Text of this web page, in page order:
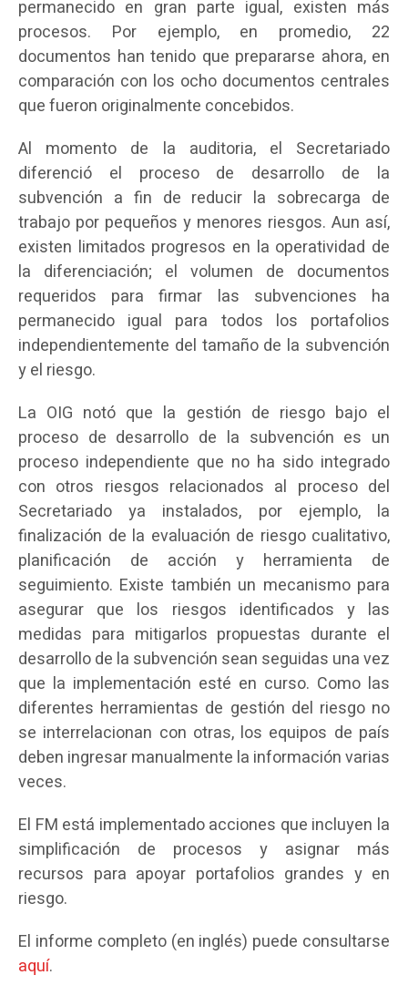
permanecido en gran parte igual, existen más
procesos. Por ejemplo, en promedio, 22
documentos han tenido que prepararse ahora, en
comparación con los ocho documentos centrales
que fueron originalmente concebidos.
Al momento de la auditoria, el Secretariado
diferenció el proceso de desarrollo de la
subvención a fin de reducir la sobrecarga de
trabajo por pequeños y menores riesgos. Aun así,
existen limitados progresos en la operatividad de
la diferenciación; el volumen de documentos
requeridos para firmar las subvenciones ha
permanecido igual para todos los portafolios
independientemente del tamaño de la subvención
y el riesgo.
La OIG notó que la gestión de riesgo bajo el
proceso de desarrollo de la subvención es un
proceso independiente que no ha sido integrado
con otros riesgos relacionados al proceso del
Secretariado ya instalados, por ejemplo, la
finalización de la evaluación de riesgo cualitativo,
planificación de acción y herramienta de
seguimiento. Existe también un mecanismo para
asegurar que los riesgos identificados y las
medidas para mitigarlos propuestas durante el
desarrollo de la subvención sean seguidas una vez
que la implementación esté en curso. Como las
diferentes herramientas de gestión del riesgo no
se interrelacionan con otras, los equipos de país
deben ingresar manualmente la información varias
veces.
El FM está implementado acciones que incluyen la
simplificación de procesos y asignar más
recursos para apoyar portafolios grandes y en
riesgo.
El informe completo (en inglés) puede consultarse
aquí.